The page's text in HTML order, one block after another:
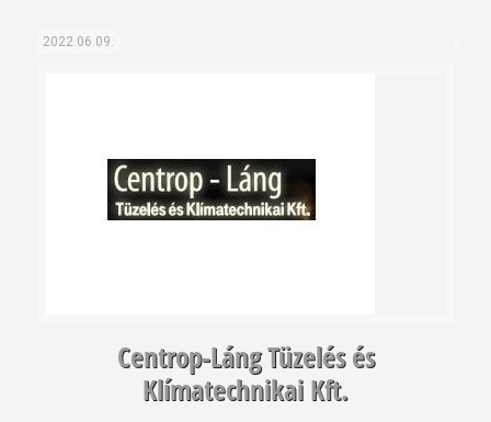
2022.06.09.
Centrop-Láng Tüzelés és
Klímatechnikai Kft.